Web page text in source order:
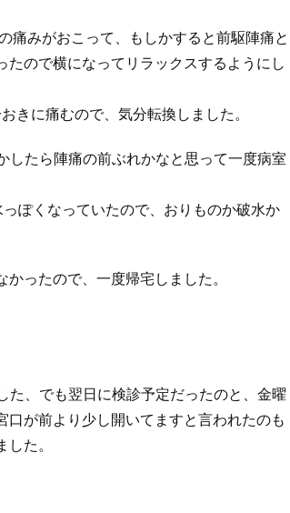
痛みがおこって、もしかすると前駆陣痛と
ので横になってリラックスするようにし
きに痛むので、気分転換しました。
したら陣痛の前ぶれかなと思って一度病室
ぽくなっていたので、おりものか破水か
ったので、一度帰宅しました。
た、でも翌日に検診予定だったのと、金曜
が前より少し開いてますと言われたのも
た。